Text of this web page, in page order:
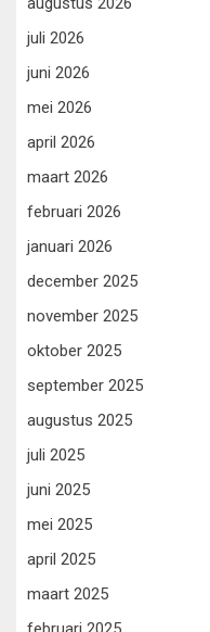
juli 2026
juni 2026
mei 2026
april 2026
maart 2026
februari 2026
januari 2026
december 2025
november 2025
oktober 2025
september 2025
augustus 2025
juli 2025
juni 2025
mei 2025
april 2025
maart 2025